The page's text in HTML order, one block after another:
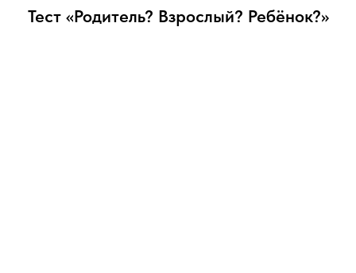
Тест «Родитель? Взрослый? Ребёнок?»‎